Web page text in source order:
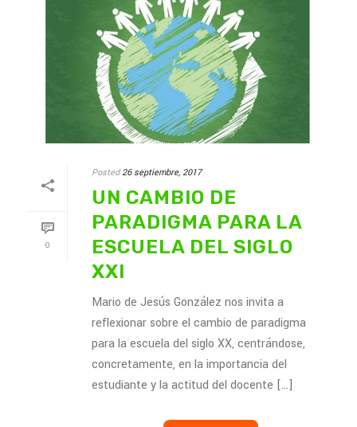
0
Posted 26 septiembre, 2017
UN CAMBIO DE
PARADIGMA PARA LA
ESCUELA DEL SIGLO
XXI
Mario de Jesús González nos invita a
reflexionar sobre el cambio de paradigma
para la escuela del siglo XX, centrándose,
concretamente, en la importancia del
estudiante y la actitud del docente [...]